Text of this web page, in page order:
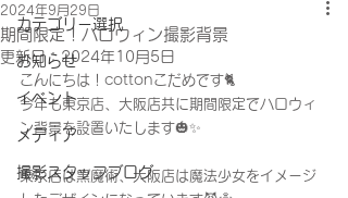
カテゴリー選択
お知らせ
イベント
メディア
撮影スタッフブログ
期間限定！ハロウィン撮影背景
2024年9月29日
更新日：2024年10月5日
こんにちは！cottonこだめです🐈
今年も東京店、大阪店共に期間限定でハロウィ
ン背景を設置いたします🎃✨
東京店は黒魔術、大阪店は魔法少女をイメージ